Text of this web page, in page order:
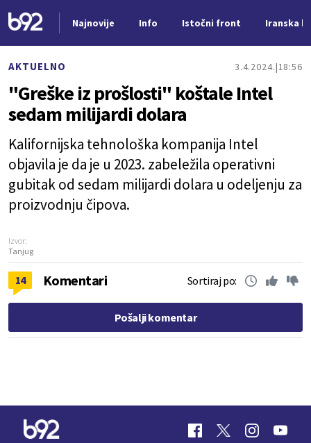
Najnovije Info Istočni front Iranska
AKTUELNO 3.4.2024. 18:56
"Greške iz prošlosti" koštale Intel
sedam milijardi dolara
Kalifornijska tehnološka kompanija Intel
objavila je da je u 2023. zabeležila operativni
gubitak od sedam milijardi dolara u odeljenju za
proizvodnju čipova.
Izvor:
Tanjug
14 Komentari Sortiraj po:
Pošalji komentar